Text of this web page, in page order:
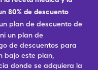
80% de descuento
plan de descuento de
un plan de
de descuentos para
bajo este plan,
donde se adquiera la